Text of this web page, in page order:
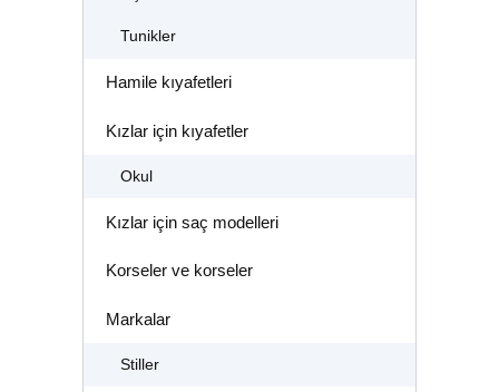
Tunikler
Hamile kıyafetleri
Kızlar için kıyafetler
Okul
Kızlar için saç modelleri
Korseler ve korseler
Markalar
Stiller